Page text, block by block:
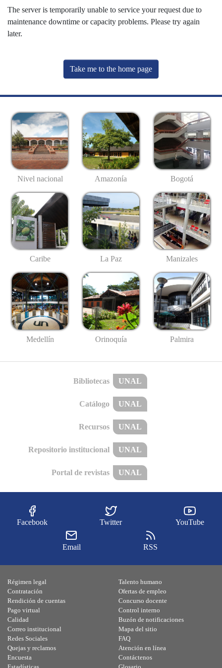
The server is temporarily unable to service your request due to
maintenance downtime or capacity problems. Please try again
later.
Take me to the home page
Nivel nacional Amazonía Bogotá
Caribe La Paz Manizales
Medellín Orinoquía Palmira
Bibliotecas UNAL
Catálogo UNAL
Recursos UNAL
Repositorio institucional UNAL
Portal de revistas UNAL
Facebook Twitter YouTube
Email RSS
Régimen legal
Contratación
Rendición de cuentas
Pago virtual
Calidad
Talento humano
Ofertas de empleo
Concurso docente
Control interno
Buzón de notificaciones
Correo institucional
Redes Sociales
Quejas y reclamos
Encuesta
Mapa del sitio
FAQ
Atención en línea
Contáctenos